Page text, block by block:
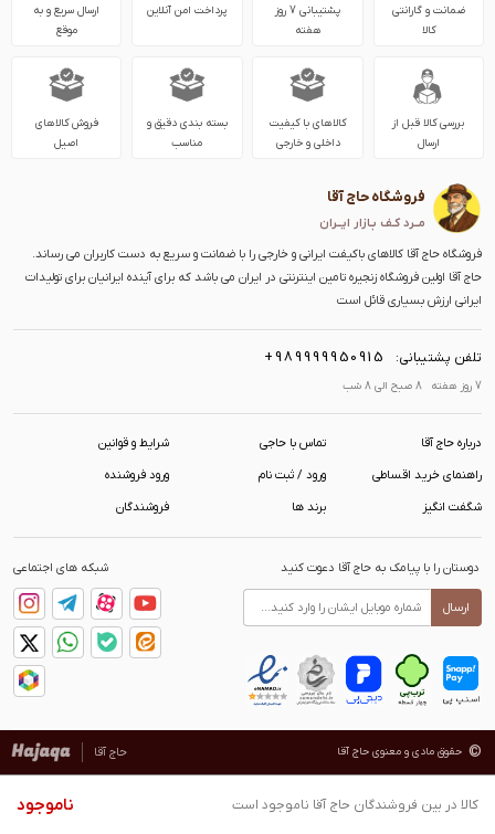
ناموجود کالا در بین فروشندگان حاج آقا ناموجود است
ضمانت و گارانتی
کالا
پشتیبانی 7 روز
هفته
پرداخت امن آنلاین
ارسال سریع و به
موقع
بررسی کالا قبل از
ارسال
کالاهای با کیفیت
داخلی و خارجی
بسته بندی دقیق و
مناسب
فروش کالاهای
اصیل
فروشگاه حاج آقا
مــرد کـف بـازار ایــران
فروشگاه حاج آقا کالاهای باکیفت ایرانی و خارجی را با ضمانت و سریع به دست کاربران می رساند.
حاج آقا اولین فروشگاه زنجیره تامین اینترنتی در ایران می باشد که برای آینده ایرانیان برای تولیدات
ایرانی ارزش بسیاری قائل است
تلفن پشتیبانی: +989999950915
7 روز هفته 8 صبح الی 8 شب
درباره حاج آقا تماس با حاجی شرایط و قوانین
راهنمای خرید اقساطی ورود / ثبت نام ورود فروشنده
شگفت انگیز برند ها فروشندگان
دوستان را با پیامک به حاج آقا دعوت کنید
ارسال
شبکه های اجتماعی
© حقوق مادی و معنوی حاج آقا حاج آقا